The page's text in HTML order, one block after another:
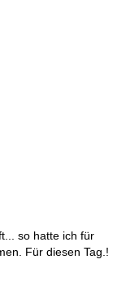
so hatte ich für
Für diesen Tag.!